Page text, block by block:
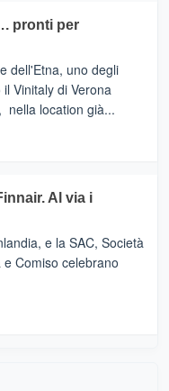
pronti per
dell'Etna, uno degli
Vinitaly di Verona
nella location già...
Al via i
e la SAC, Società
Comiso celebrano